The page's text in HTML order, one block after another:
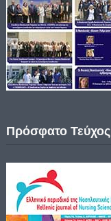
Πρόσφατο Τεύχος